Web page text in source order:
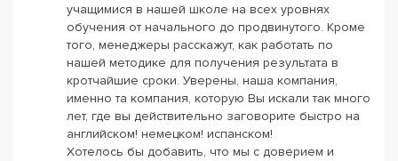
учащимися в нашей школе на всех уровнях
обучения от начального до продвинутого. Кроме
того, менеджеры расскажут, как работать по
нашей методике для получения результата в
кротчайшие сроки. Уверены, наша компания,
именно та компания, которую Вы искали так много
лет, где вы действительно заговорите быстро на
английском! немецком! испанском!
Хотелось бы добавить, что мы с доверием и